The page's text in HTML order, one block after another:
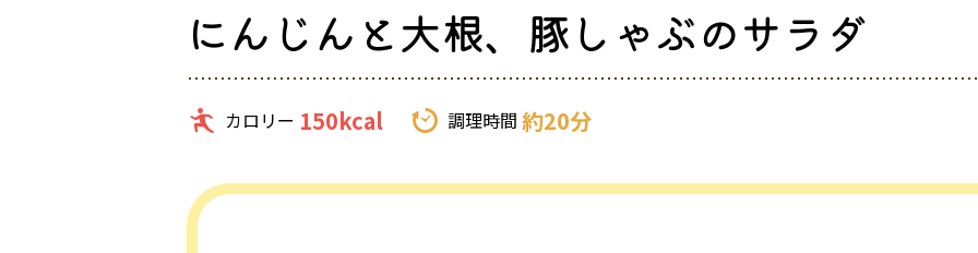
にんじんと大根、豚しゃぶのサラダ
カロリー 150kcal 調理時間 約20分